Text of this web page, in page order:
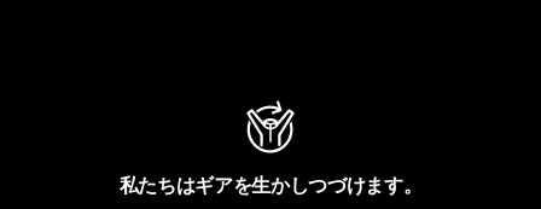
私たちはギアを生かしつづけます。